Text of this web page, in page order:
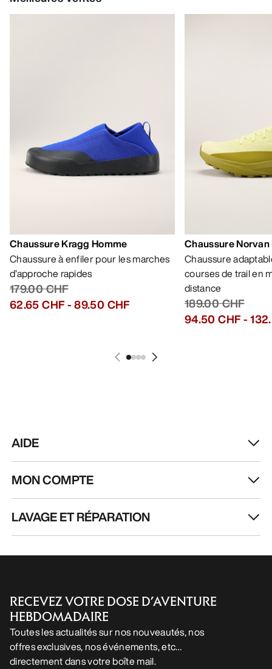
Chaussure Kragg Homme
Chaussure à enfiler pour les marches
d’approche rapides
179.00 CHF
62.65 CHF-89.50 CHF
Chaussure
Chaussure
courses de trail en
distance
189.00 CHF
94.50 CHF-
AIDE
MON COMPTE
LAVAGE ET RÉPARATION
RECEVEZ VOTRE DOSE D’AVENTURE
HEBDOMADAIRE
Toutes les actualités sur nos nouveautés, nos
offres exclusives, nos événements, etc…
directement dans votre boîte mail.